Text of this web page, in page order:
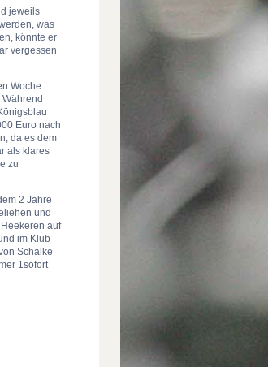
jeweils
was
könnte er
vergessen
Woche
Euro nach
da es dem
als klares
zu
2 Jahre
und
auf
im Klub
Schalke
1sofort